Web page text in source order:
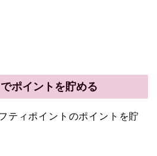
ポイントを貯める
ティポイントのポイントを貯